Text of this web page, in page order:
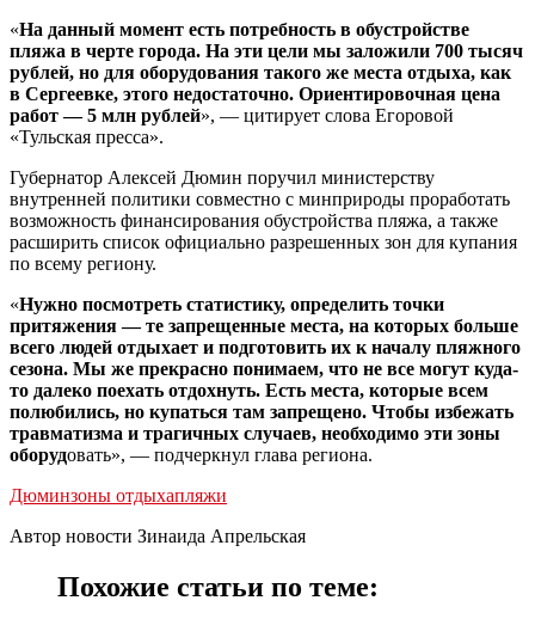
«На данный момент есть потребность в обустройстве
пляжа в черте города. На эти цели мы заложили 700 тысяч
рублей, но для оборудования такого же места отдыха, как
в Сергеевке, этого недостаточно. Ориентировочная цена
работ — 5 млн рублей», — цитирует слова Егоровой
«Тульская пресса».
Губернатор Алексей Дюмин поручил министерству
внутренней политики совместно с минприроды проработать
возможность финансирования обустройства пляжа, а также
расширить список официально разрешенных зон для купания
по всему региону.
«Нужно посмотреть статистику, определить точки
притяжения — те запрещенные места, на которых больше
всего людей отдыхает и подготовить их к началу пляжного
сезона. Мы же прекрасно понимаем, что не все могут куда-
то далеко поехать отдохнуть. Есть места, которые всем
полюбились, но купаться там запрещено. Чтобы избежать
травматизма и трагичных случаев, необходимо эти зоны
оборудовать», — подчеркнул глава региона.
Дюминзоны отдыхапляжи
Автор новости Зинаида Апрельская
Похожие статьи по теме: